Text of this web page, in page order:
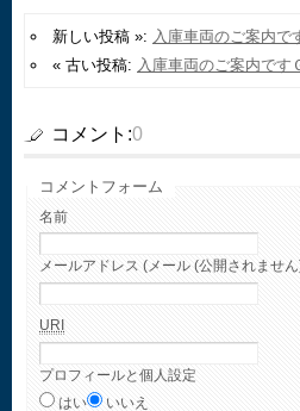
新しい投稿 »: 入庫車両のご案内で
« 古い投稿: 入庫車両のご案内です
コメント:0
コメントフォーム
名前
メールアドレス (メール (公開されませ
URI
プロフィールと個人設定
はい
いいえ